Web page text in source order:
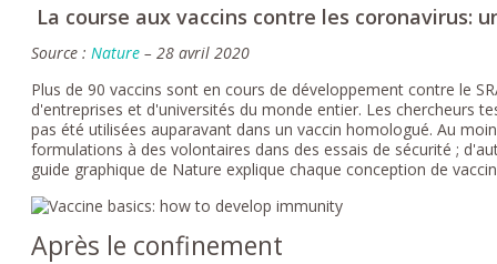
La course aux vaccins contre les coronavirus:
Source :Nature – 28 avril 2020
Plus de 90 vaccins sont en cours de développement contre le
d'entreprises et d'universités du monde entier. Les chercheurs
pas été utilisées auparavant dans un vaccin homologué. Au
formulations à des volontaires dans des essais de sécurité ;
guide graphique de Nature explique chaque conception de
Après le confinement